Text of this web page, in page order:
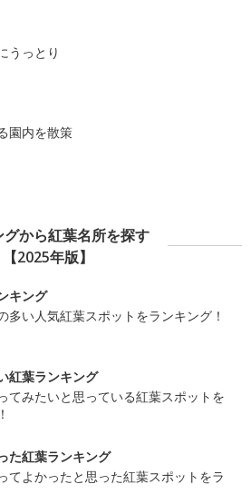
うっとり
園内を散策
グから紅葉名所を探す
【2025年版】
キング
多い人気紅葉スポットをランキング！
紅葉ランキング
てみたいと思っている紅葉スポットを
た紅葉ランキング
てよかったと思った紅葉スポットをラ